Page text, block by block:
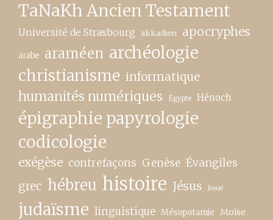
TaNaKh Ancien Testament
Université de Strasbourg akkadien apocryphes
arabe araméen archéologie
christianisme informatique
humanités numériques Égypte Hénoch
épigraphie papyrologie
codicologie
exégèse contrefaçons Genèse Évangiles
grec hébreu histoire Jésus Josué
judaïsme linguistique Mésopotamie Moïse